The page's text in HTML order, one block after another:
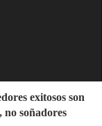
exitosos son
no soñadores